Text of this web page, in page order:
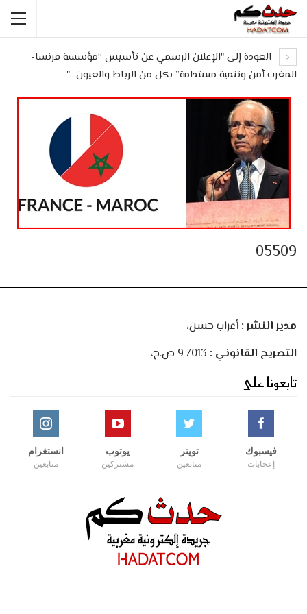
العودة إلى "الإعلان الرسمي عن تأسيس “مؤسسة فرنسا-
المغرب أمن وتنمية مستدامة” بكل من الرباط والعيون…"
05509
مدير النشر :أعراب حسن،
التصريح القانوني :
تابعونا على
فيسبوك
إعجابات
تويتر
متابعين
يوتوب
مشتركين
انستغرام
متابعين